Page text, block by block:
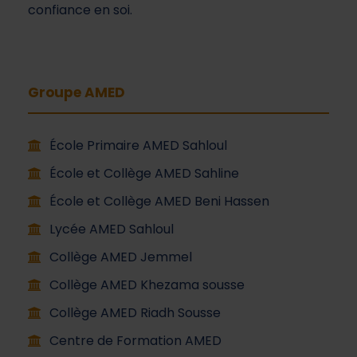
confiance en soi.
Groupe AMED
École Primaire AMED Sahloul
École et Collège AMED Sahline
École et Collège AMED Beni Hassen
Lycée AMED Sahloul
Collège AMED Jemmel
Collège AMED Khezama sousse
Collège AMED Riadh Sousse
Centre de Formation AMED